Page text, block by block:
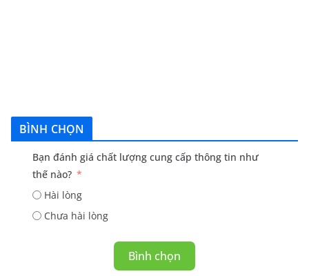
BÌNH CHỌN
Bạn đánh giá chất lượng cung cấp thông tin như
thế nào?
Hài lòng
Chưa hài lòng
Bình chọn